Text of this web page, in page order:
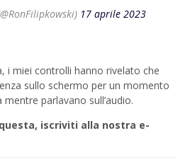
17 aprile 2023
i miei controlli hanno rivelato che
sullo schermo per un momento
mentre parlavano sull’audio.
iscriviti alla nostra e-